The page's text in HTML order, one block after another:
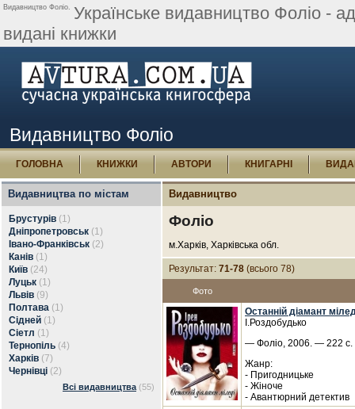
Видавництво Фоліо. Українське видавництво Фоліо -
видані книжки
Видавництво Фоліо
ГОЛОВНА КНИЖКИ АВТОРИ КНИГАРНІ
Видавництва по містам
Брустурів (1)
Дніпропетровськ (1)
Івано-Франківськ (2)
Канів (1)
Київ (24)
Луцьк (1)
Львів (9)
Полтава (1)
Сідней (1)
Сіетл (1)
Тернопіль (4)
Харків (7)
Чернівці (2)
Всі видавництва (55)
Видавництво
Фоліо
м.Харків, Харківська обл.
Результат: 71-78 (всього 78)
Фото
Останній діамант
І.Роздобудько
— Фоліо, 2006. — 222 с.
Жанр:
- Пригодницьке
- Жіноче
- Авантюрний детектив